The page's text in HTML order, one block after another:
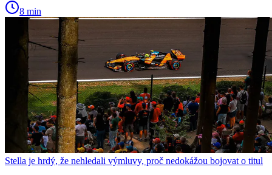
8 min
Stella je hrdý, že nehledali výmluvy, proč nedokážou bojovat o titul